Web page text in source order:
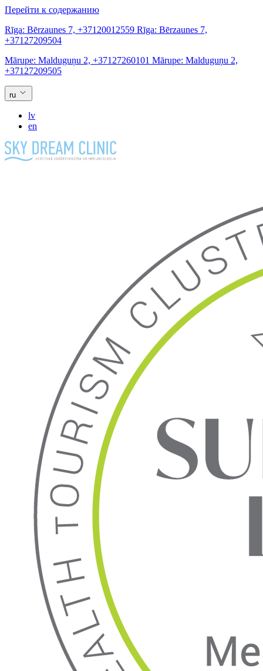
Перейти к содержанию
Rīga: Bērzaunes 7, +37120012559 Rīga: Bērzaunes 7,
+37127209504
Mārupe: Malduguņu 2, +37127260101 Mārupe: Malduguņu 2,
+37127209505
ru
lv
en